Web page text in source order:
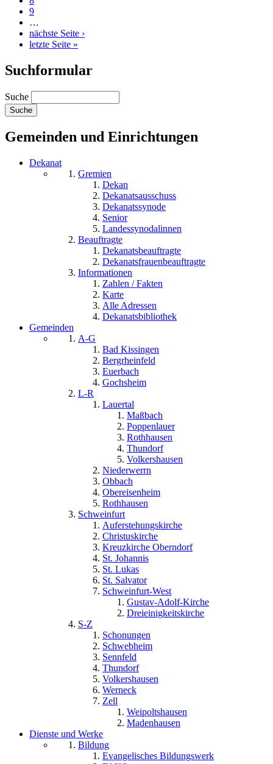
9
…
nächste Seite ›
letzte Seite »
Suchformular
Suche
Gemeinden und Einrichtungen
Dekanat
Gremien
Dekan
Dekanatsausschuss
Dekanatssynode
Senior
Landessynodalinnen
Beauftragte
Dekanatsbeauftragte
Dekanatsfrauenbeauftragte
Informationen
Zahlen / Fakten
Karte
Alle Adressen
Dekanatsbibliothek
Gemeinden
A-G
Bad Kissingen
Bergrheinfeld
Euerbach
Gochsheim
L-R
Lauertal
Maßbach
Poppenlauer
Rothhausen
Thundorf
Volkershausen
Niederwerrn
Obbach
Obereisenheim
Rothhausen
Schweinfurt
Auferstehungskirche
Christuskirche
Kreuzkirche Oberndorf
St. Johannis
St. Lukas
St. Salvator
Schweinfurt-West
Gustav-Adolf-Kirche
Dreieinigkeitskirche
S-Z
Schonungen
Schwebheim
Sennfeld
Thundorf
Volkershausen
Werneck
Zell
Weipoltshausen
Madenhausen
Dienste und Werke
Bildung
Evangelisches Bildungswerk